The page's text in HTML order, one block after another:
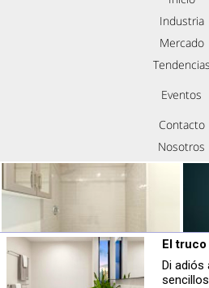
Industria
Mercado
Tendencias
Eventos
Contacto
Nosotros
Política de
Política de
Síguenos
Adiós a la cal del baño
¿Y si pudieras eliminar la cal del baño
Esto
Así
El
Di adiós